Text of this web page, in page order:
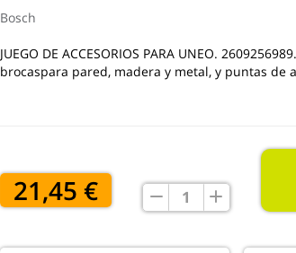
Bosch
JUEGO DE ACCESORIOS PARA UNEO.
brocaspara pared, madera y metal, y puntas de
21,45 €